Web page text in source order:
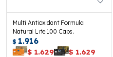
Multi Antioxidant Formula
Natural Life 100 Caps.
$ 1.916
$ 1.629 $ 1.629